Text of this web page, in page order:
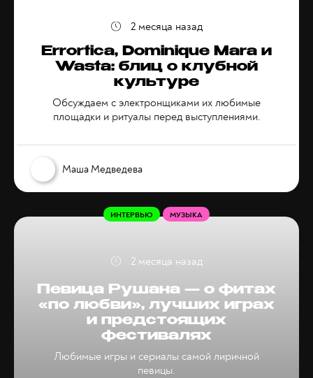
Errortica, Dominique Mara и
Wasta: блиц о клубной
культуре
Обсуждаем с электронщиками их любимые
площадки и ритуалы перед выступлениями.
Маша Медведева
2 месяца назад
Певица Рушана — о фитах
«по любви», лучших играх
и предстоящих
фестивалях
Любимые игры и сериалы самой лиричной
певицы.
ИНТЕРВЬЮ МУЗЫКА
2 месяца назад